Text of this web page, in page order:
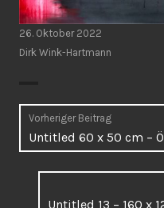
26. Oktober 2022
Dirk Wink-Hartmann
Vorheriger Beitrag
Vorheriger
Beitrag:
Untitled 60 x 50 cm –
Untitled 13 – 160 x